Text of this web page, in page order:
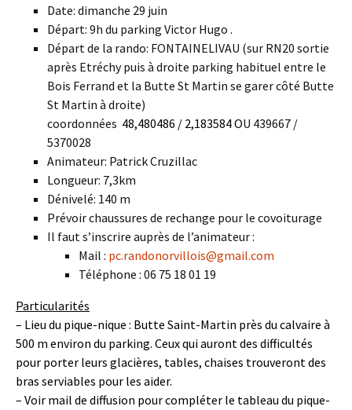
Date: dimanche 29 juin
Départ: 9h du parking Victor Hugo .
Départ de la rando: FONTAINELIVAU (sur RN20 sortie
après Etréchy puis à droite parking habituel entre le
Bois Ferrand et la Butte St Martin se garer côté Butte
St Martin à droite)
coordonnées 48,480486 / 2,183584OU 439667 /
5370028
Animateur: Patrick Cruzillac
Longueur: 7,3km
Dénivelé: 140 m
Prévoir chaussures de rechange pour le covoiturage
Il faut s’inscrire auprès de l’animateur :
Mail : pc.randonorvillois@gmail.com
Téléphone : 06 75 18 01 19
Particularités
– Lieu du pique-nique : Butte Saint-Martin près du calvaire à
500 m environ du parking. Ceux qui auront des difficultés
pour porter leurs glacières, tables, chaises trouveront des
bras serviables pour les aider.
– Voir mail de diffusion pour compléter le tableau du pique-